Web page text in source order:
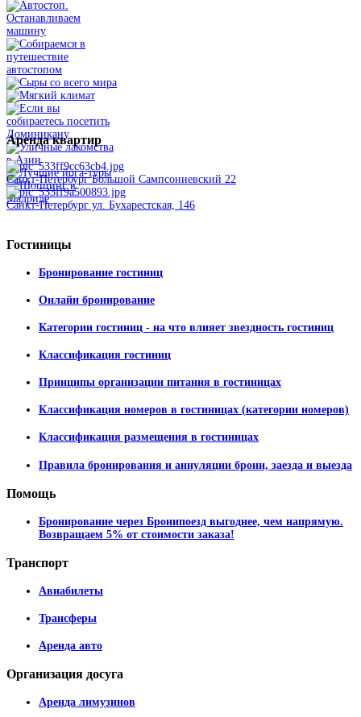
Арендаквартир
Санкт-Петербург Большой Сампсониевский 22
Санкт-Петербург ул. Бухарестская, 146
Гостиницы
Бронирование гостиниц
Онлайн бронирование
Категории гостиниц - на что влияет звездность гостиниц
Классификация гостиниц
Принципы организации питания в гостиницах
Классификация номеров в гостиницах (категории номеров)
Классификация размещения в гостиницах
Правила бронирования и аннуляции брони, заезда и выезда
Помощь
Бронирование через Бронипоезд выгоднее, чем напрямую.
Возвращаем 5% от стоимости заказа!
Транспорт
Авиабилеты
Трансферы
Аренда авто
Организация досуга
Аренда лимузинов